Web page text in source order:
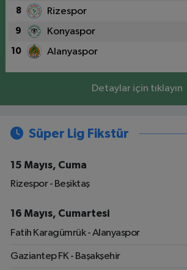
8 Rizespor
9 Konyaspor
10 Alanyaspor
Detaylar için tıklayın
Süper Lig Fikstür
15 Mayıs, Cuma
Rizespor - Beşiktaş
16 Mayıs, Cumartesi
Fatih Karagümrük - Alanyaspor
Gaziantep FK - Başakşehir